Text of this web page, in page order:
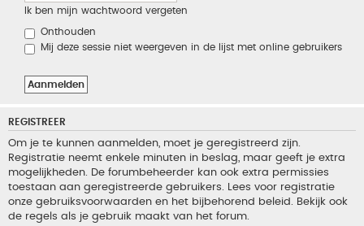
Ik ben mijn wachtwoord vergeten
Onthouden
Mij deze sessie niet weergeven in de lijst met online gebruikers
REGISTREER
Om je te kunnen aanmelden, moet je geregistreerd zijn.
Registratie neemt enkele minuten in beslag, maar geeft je extra
mogelijkheden. De forumbeheerder kan ook extra permissies
toestaan aan geregistreerde gebruikers. Lees voor registratie
onze gebruiksvoorwaarden en het bijbehorend beleid. Bekijk ook
de regels als je gebruik maakt van het forum.